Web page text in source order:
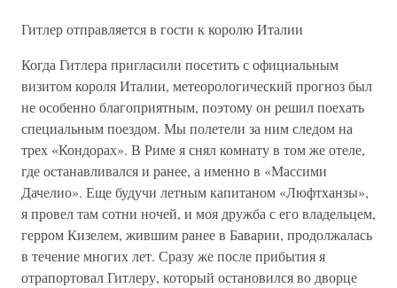
Гитлер отправляется в гости к королю Италии
Когда Гитлера пригласили посетить с официальным
визитом короля Италии, метеорологический прогноз был
не особенно благоприятным, поэтому он решил поехать
специальным поездом. Мы полетели за ним следом на
трех «Кондорах». В Риме я снял комнату в том же отеле,
где останавливался и ранее, а именно в «Массими
Дачелио». Еще будучи летным капитаном «Люфтханзы»,
я провел там сотни ночей, и моя дружба с его владельцем,
герром Кизелем, жившим ранее в Баварии, продолжалась
в течение многих лет. Сразу же после прибытия я
отрапортовал Гитлеру, который остановился во дворце